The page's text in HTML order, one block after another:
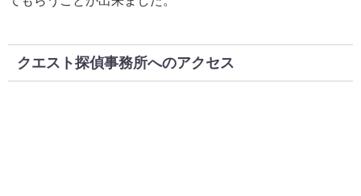
クエスト探偵事務所へのアクセス